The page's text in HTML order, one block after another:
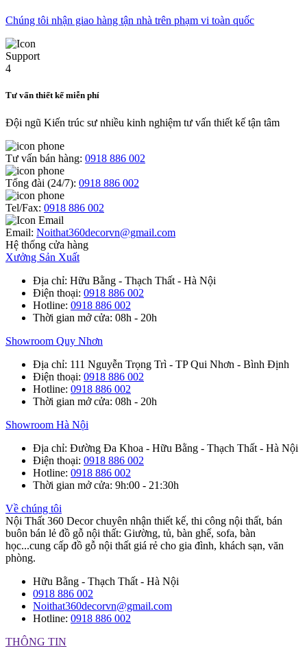
Chúng tôi nhận giao hàng tận nhà trên phạm vi toàn quốc
Tư vấn thiết kế miễn phí
Đội ngũ Kiến trúc sư nhiều kinh nghiệm tư vấn thiết kế tận tâm
Tư vấn bán hàng: 0918 886 002
Tổng đài (24/7): 0918 886 002
Tel/Fax: 0918 886 002
Email: Noithat360decorvn@gmail.com
Hệ thống cửa hàng
Xưởng Sản Xuất
Địa chỉ: Hữu Bằng - Thạch Thất - Hà Nội
Điện thoại: 0918 886 002
Hotline: 0918 886 002
Thời gian mở cửa: 08h - 20h
Showroom Quy Nhơn
Địa chỉ: 111 Nguyễn Trọng Trì - TP Qui Nhơn - Bình Định
Điện thoại: 0918 886 002
Hotline: 0918 886 002
Thời gian mở cửa: 08h - 20h
Showroom Hà Nội
Địa chỉ: Đường Đa Khoa - Hữu Bằng - Thạch Thất - Hà Nội
Điện thoại: 0918 886 002
Hotline: 0918 886 002
Thời gian mở cửa: 9h:00 - 21:30h
Về chúng tôi
Nội Thất 360 Decor chuyên nhận thiết kế, thi công nội thất, bán
buôn bán lẻ đồ gỗ nội thất: Giường, tủ, bàn ghế, sofa, bàn
học...cung cấp đồ gỗ nội thất giá rẻ cho gia đình, khách sạn, văn
phòng.
Hữu Bằng - Thạch Thất - Hà Nội
0918 886 002
Noithat360decorvn@gmail.com
Hotline: 0918 886 002
THÔNG TIN